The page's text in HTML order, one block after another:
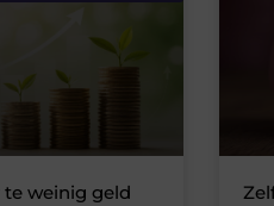
weinig geld